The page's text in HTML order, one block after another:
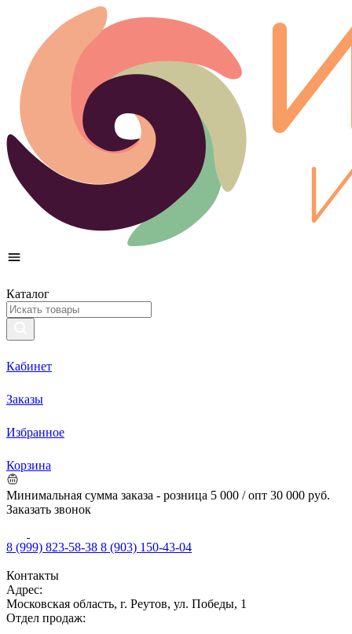
Каталог
Кабинет
Заказы
Избранное
Корзина
Минимальная сумма заказа - розница 5 000 / опт 30 000 руб.
Заказать звонок
8 (999) 823-58-38 8 (903) 150-43-04
Контакты
Адрес:
Московская область, г. Реутов, ул. Победы, 1
Отдел продаж: